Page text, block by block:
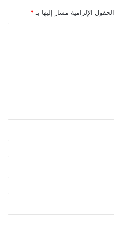
الحقول الإلزامية مشار إليها بـ *